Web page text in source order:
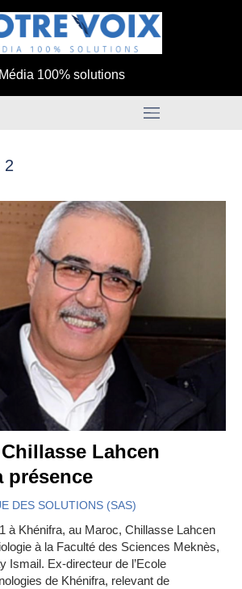
Média 100% solutions
2
Lahcen
présence
DES SOLUTIONS (SAS)
à Khénifra, au Maroc, Chillasse Lahcen
à la Faculté des Sciences Meknès,
Ismail. Ex-directeur de l’Ecole
de Khénifra, relevant de